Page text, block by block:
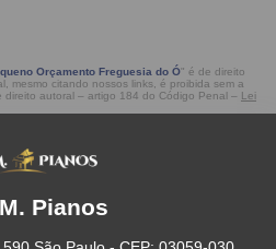
Orçamento Freguesia do Ó" é de direito
mesmo citando nossos links, é proibida sem a
direito autoral – artigo 184 do Código Penal – Lei
Pianos